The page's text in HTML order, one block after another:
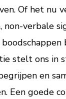
Of het nu
non-verbale
stelt ons in
en
Een goede